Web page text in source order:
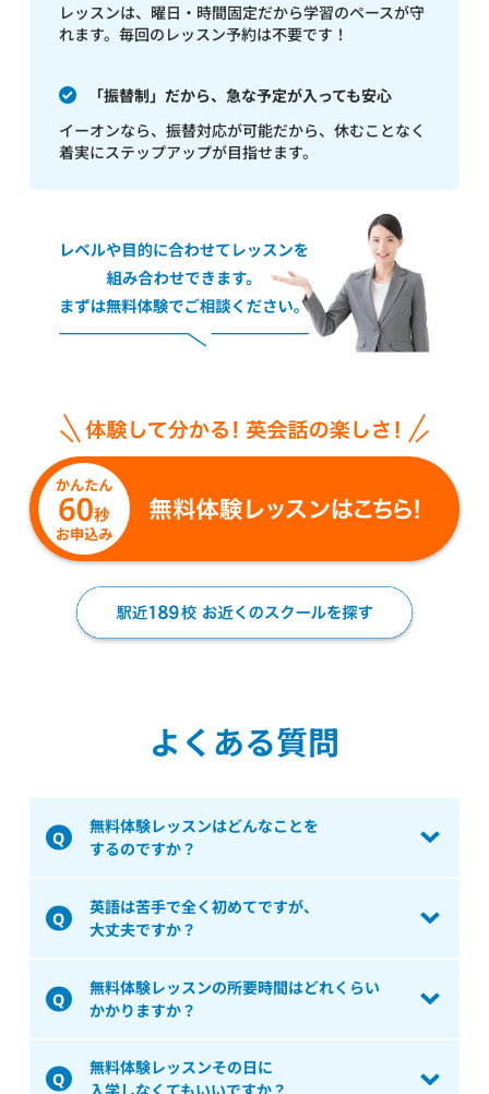
レッスンは、曜日・時間固定だから学習のペースが守
れます。毎回のレッスン予約は不要です！
「振替制」だから、急な予定が入っても安心
イーオンなら、振替対応が可能だから、休むことなく
着実にステップアップが目指せます。
よくある質問
無料体験レッスンはどんなことを
するのですか？
英語は苦手で全く初めてですが、
大丈夫ですか？
無料体験レッスンの所要時間はどれくらい
かかりますか？
無料体験レッスンその日に